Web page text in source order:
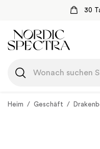
30
Inhalt
springen
Heim / Geschäft /